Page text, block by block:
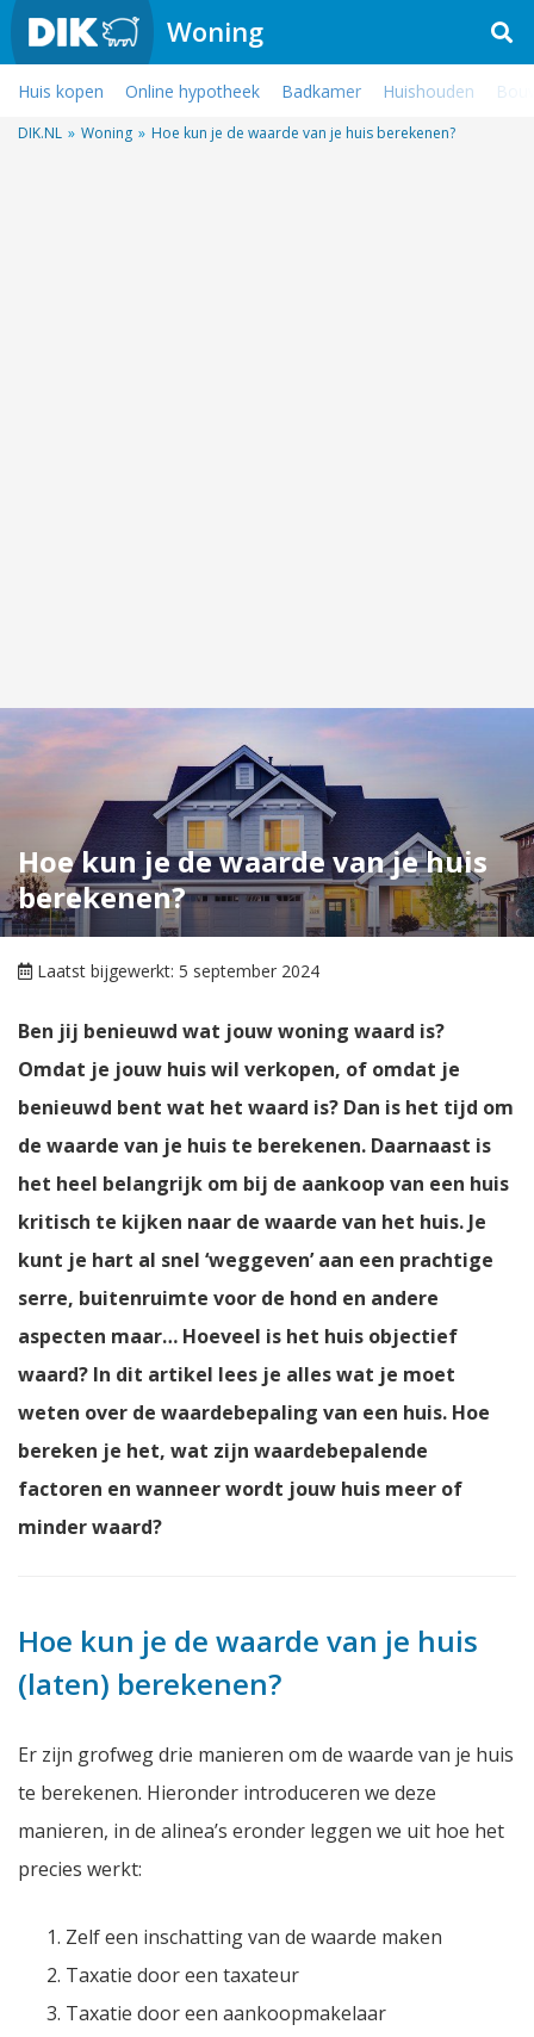
Woning
Huis kopen Online hypotheek Badkamer Huishouden
DIK.NL » Woning » Hoe kun je de waarde van je huis berekenen?
Hoe kun je de waarde van je huis
berekenen?
Laatst bijgewerkt: 5 september 2024
Ben jij benieuwd wat jouw woning waard is?
Omdat je jouw huis wil verkopen, of omdat je
benieuwd bent wat het waard is? Dan is het tijd om
de waarde van je huis te berekenen. Daarnaast is
het heel belangrijk om bij de aankoop van een huis
kritisch te kijken naar de waarde van het huis. Je
kunt je hart al snel ‘weggeven’ aan een prachtige
serre, buitenruimte voor de hond en andere
aspecten maar… Hoeveel is het huis objectief
waard? In dit artikel lees je alles wat je moet
weten over de waardebepaling van een huis. Hoe
bereken je het, wat zijn waardebepalende
factoren en wanneer wordt jouw huis meer of
minder waard?
Hoe kun je de waarde van je huis
(laten) berekenen?
Er zijn grofweg drie manieren om de waarde van je huis
te berekenen. Hieronder introduceren we deze
manieren, in de alinea’s eronder leggen we uit hoe het
precies werkt:
Zelf een inschatting van de waarde maken
Taxatie door een taxateur
Taxatie door een aankoopmakelaar